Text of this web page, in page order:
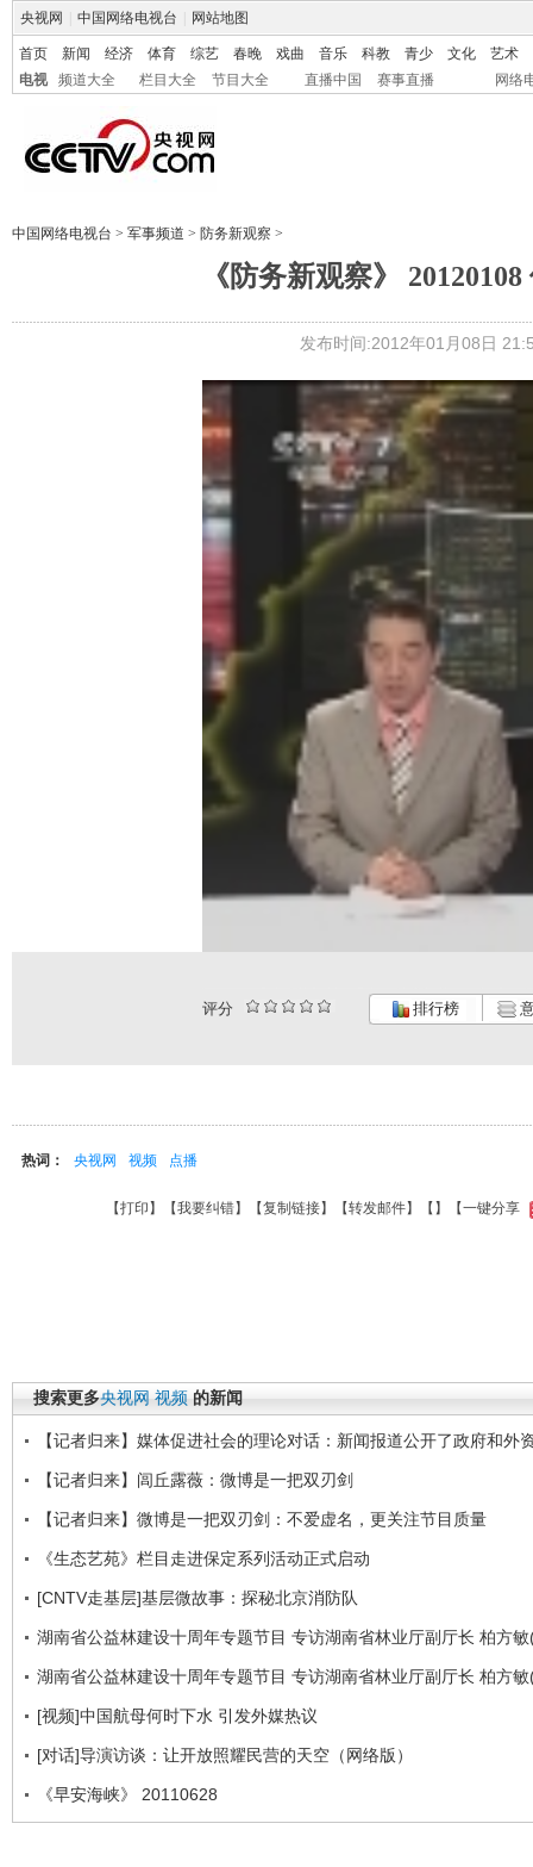
央视网 中国网络电视台 网站地图
首页 新闻 经济 体育 综艺 春晚 戏曲 音乐 科教 青少 文化
艺术
电视
频道大全 栏目大全 节目大全 直播中国 赛事直播 网络
中国网络电视台 > 军事频道 > 防务新观察 >
《防务新观察》
发布时间:2012年01月08日
评分 排行榜
热词： 央视网 视频 点播
【打印 】【我要纠错】【复制链接】【转发邮件】【 】 【一键分享
搜索更多央视网 视频 的新闻
【记者归来】媒体促进社会的理论对话：新闻报道公开了政府和外
【记者归来】闾丘露薇：微博是一把双刃剑
【记者归来】微博是一把双刃剑：不爱虚名，更关注节目质量
《生态艺苑》栏目走进保定系列活动正式启动
[CNTV走基层]基层微故事：探秘北京消防队
湖南省公益林建设十周年专题节目 专访湖南省林业厅副厅长 柏方
湖南省公益林建设十周年专题节目 专访湖南省林业厅副厅长 柏方
[视频]中国航母何时下水 引发外媒热议
[对话]导演访谈：让开放照耀民营的天空（网络版）
《早安海峡》 20110628